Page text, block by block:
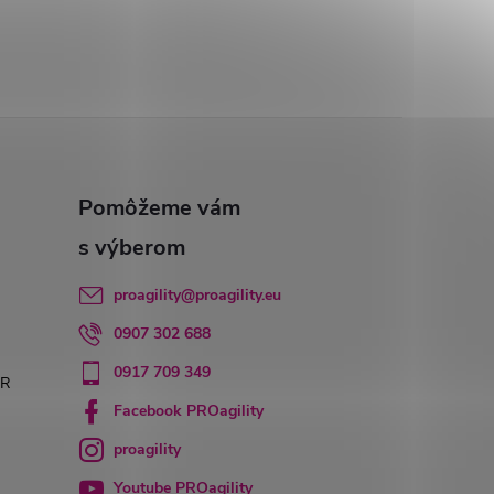
proagility@proagility.eu
0907 302 688
0917 709 349
Facebook PROagility
proagility
Youtube PROagility